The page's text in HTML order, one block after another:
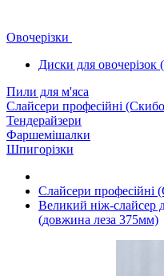
Овочерізки
Диски для овочерізок
Пили для м'яса
Слайсери професійні
Тендерайзери
Фаршемішалки
Шпигорізки
Слайсери професійні
Великий ніж-слайсер
(довжина леза 375мм)